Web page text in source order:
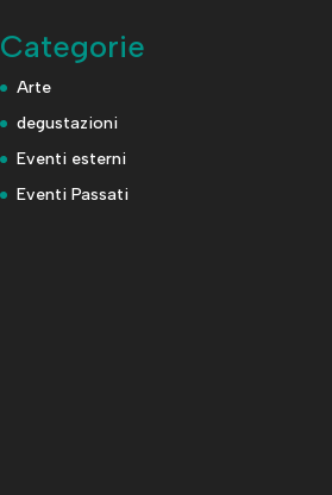
Categorie
Arte
degustazioni
Eventi esterni
Eventi Passati